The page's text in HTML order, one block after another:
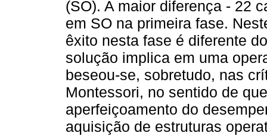
(SO). A maior diferença - 22
em SO na primeira fase.
êxito nesta fase é diferente
solução implica em uma
beseou-se, sobretudo, nas
Montessori, no sentido de
aperfeiçoamento do
aquisição de estruturas